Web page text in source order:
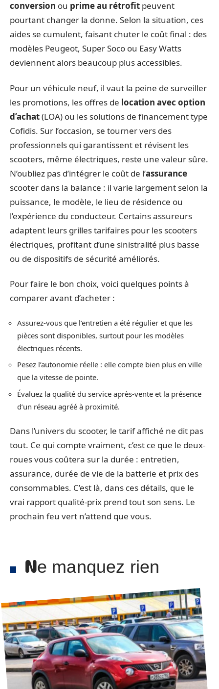
conversion ou prime au rétrofit peuvent
pourtant changer la donne. Selon la situation, ces
aides se cumulent, faisant chuter le coût final : des
modèles Peugeot, Super Soco ou Easy Watts
deviennent alors beaucoup plus accessibles.
Pour un véhicule neuf, il vaut la peine de surveiller
les promotions, les offres de location avec option
d’achat(LOA) ou les solutions de financement type
Cofidis. Sur l’occasion, se tourner vers des
professionnels qui garantissent et révisent les
scooters, même électriques, reste une valeur sûre.
N’oubliez pas d’intégrer le coût de l’assurance
scooter dans la balance : il varie largement selon la
puissance, le modèle, le lieu de résidence ou
l’expérience du conducteur. Certains assureurs
adaptent leurs grilles tarifaires pour les scooters
électriques, profitant d’une sinistralité plus basse
ou de dispositifs de sécurité améliorés.
Pour faire le bon choix, voici quelques points à
comparer avant d’acheter :
Assurez-vous que l’entretien a été régulier et que les
pièces sont disponibles, surtout pour les modèles
électriques récents.
Pesez l’autonomie réelle : elle compte bien plus en ville
que la vitesse de pointe.
Évaluez la qualité du service après-vente et la présence
d’un réseau agréé à proximité.
Dans l’univers du scooter, le tarif affiché ne dit pas
tout. Ce qui compte vraiment, c’est ce que le deux-
roues vous coûtera sur la durée : entretien,
assurance, durée de vie de la batterie et prix des
consommables. C’est là, dans ces détails, que le
vrai rapport qualité-prix prend tout son sens. Le
prochain feu vert n’attend que vous.
Ne manquez rien